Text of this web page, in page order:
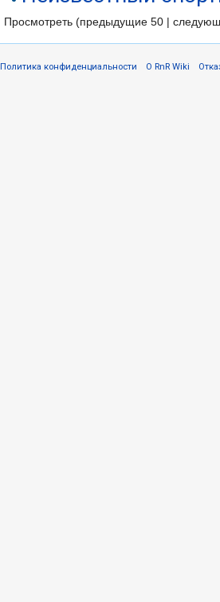
Просмотреть (предыдущие 50 |
Политика конфиденциальности О RnR Wiki